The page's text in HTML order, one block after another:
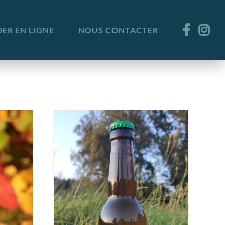
EN LIGNE NOUS CONTACTER